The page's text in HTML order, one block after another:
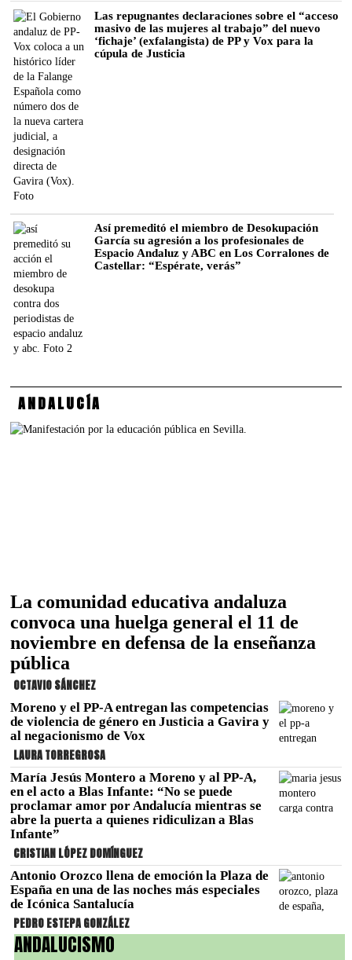
Las repugnantes declaraciones sobre el “acceso
masivo de las mujeres al trabajo” del nuevo
‘fichaje’ (exfalangista) de PP y Vox para la
cúpula de Justicia
Así premeditó el miembro de Desokupación
García su agresión a los profesionales de
Espacio Andaluz y ABC en Los Corralones de
Castellar: “Espérate, verás”
ANDALUCÍA
La comunidad educativa andaluza
convoca una huelga general el 11 de
noviembre en defensa de la enseñanza
pública
OCTAVIO SÁNCHEZ
Moreno y el PP-A entregan las competencias
de violencia de género en Justicia a Gavira y
al negacionismo de Vox
LAURA TORREGROSA
María Jesús Montero a Moreno y al PP-A,
en el acto a Blas Infante: “No se puede
proclamar amor por Andalucía mientras se
abre la puerta a quienes ridiculizan a Blas
Infante”
CRISTIAN LÓPEZ DOMÍNGUEZ
Antonio Orozco llena de emoción la Plaza de
España en una de las noches más especiales
de Icónica Santalucía
PEDRO ESTEPA GONZÁLEZ
ANDALUCISMO